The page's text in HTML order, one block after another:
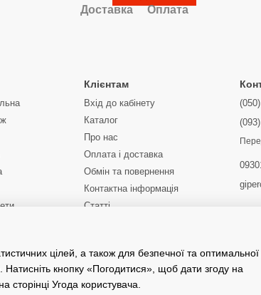
Доставка Оплата
Клієнтам
Вхід до кабінету
Каталог
Про нас
Оплата і доставка
Обмін та повернення
Контактна інформація
Статті
цілей, а також для безпечної та
кнопку «Погодитися», щоб дати згоду на
сторінці Угода користувача